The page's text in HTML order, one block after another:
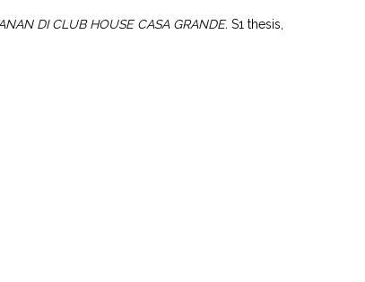
DI CLUB HOUSE CASA GRANDE. S1 thesis,